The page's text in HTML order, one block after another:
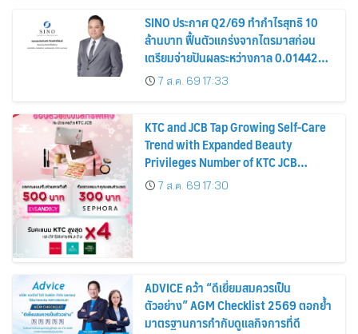
SINO ประกาศ Q2/69 ทำกำไรสุทธิ 10
ล้านบาท ฟื้นตัวแกร่งจากไตรมาสก่อน
เตรียมจ่ายปันผลระหว่างกาล 0.014423
บาทต่อหุ้น ครึ่งปีหลังมุ่งเติบโตต่อเนื่อง
7 ส.ค. 69 17:33
KTC and JCB Tap Growing Self-Care
Trend with Expanded Beauty
Privileges Number of KTC JCB
Cardmembers Spending on
Cosmetics Rises 26%
7 ส.ค. 69 17:30
ADVICE คว้า “ดีเยี่ยมสมควรเป็น
ตัวอย่าง” AGM Checklist 2569 ตอกย้ำ
มาตรฐานการกำกับดูแลกิจการที่ดี